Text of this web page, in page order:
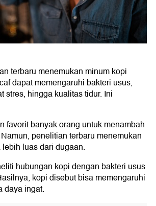
terbaru menemukan minum kopi
dapat memengaruhi bakteri usus,
stres, hingga kualitas tidur. Ini
favorit banyak orang untuk menambah
penelitian terbaru menemukan
luas dari dugaan.
hubungan kopi dengan bakteri usus
kopi disebut bisa memengaruhi
daya ingat.